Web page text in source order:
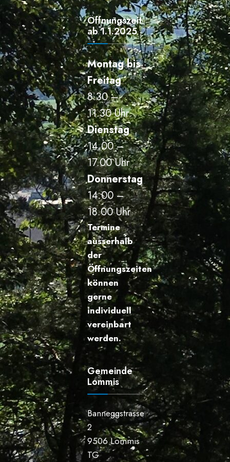
Öffnungszeiten
ab 1.1.2025
Montag bis
Freitag
8.30 –
11.30 Uhr
Dienstag
14.00 –
17.00 Uhr
Donnerstag
14.00 –
18.00 Uhr
Termine
ausserhalb
der
Öffnungszeiten
können
gerne
individuell
vereinbart
werden.
Gemeinde
Lommis
Banneggstrasse
2
9506 Lommis
TG